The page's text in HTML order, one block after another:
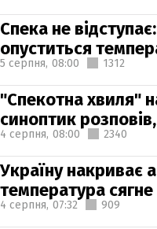
Спека не
опуститься
5 серпня, 08:00 1312
"Спекотна хвиля"
синоптик
4 серпня, 08:00 2340
Україну накриває
температура сягне
4 серпня, 07:32 909